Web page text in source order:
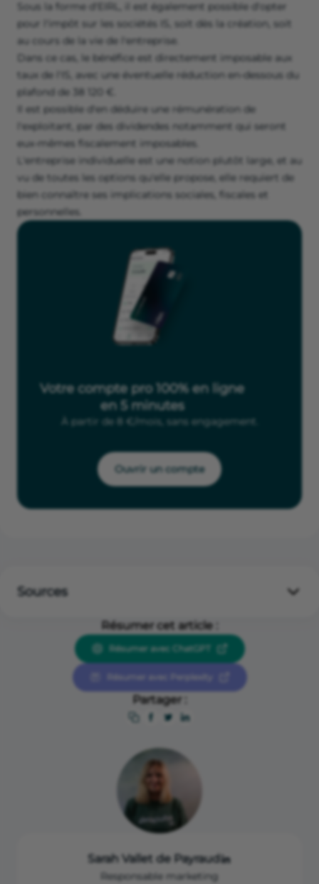
Sous la forme d'EIRL, il est également possible d'opter
pour l'impôt sur les sociétés IS, soit dès la création, soit
au cours de la vie de l'entreprise.
Dans ce cas, le bénéfice est directement imposable aux
taux de l'IS, avec une éventuelle réduction en-dessous du
plafond de 38 120 €.
Il est possible d'en déduire une rémunération de
l'exploitant, par des dividendes notamment qui seront
eux-mêmes fiscalement imposables.
L'entreprise individuelle est une notion plutôt large, et au
vu de toutes les options qu'elle propose, elle requiert de
bien connaître ses implications sociales, fiscales et
personnelles.
Votre compte pro 100% en ligne
en 5 minutes
À partir de 8 €/mois, sans engagement.
Ouvrir un compte
Sources
Sources juridiques :
Article L 526-6 et suivants du Code de commerce
Résumer cet article :
Résumer avec ChatGPT
Résumer avec Perplexity
Partager :
Sarah Vallet de Payraud
Responsable marketing